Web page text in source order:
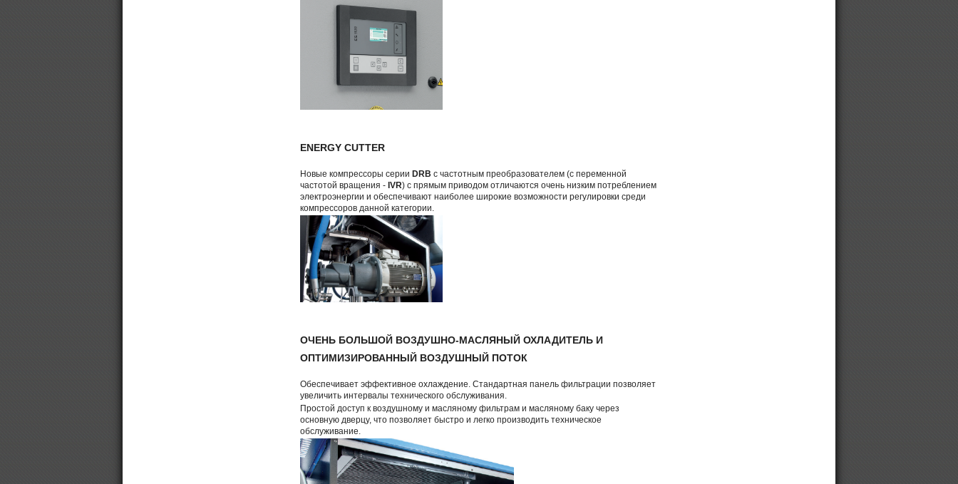
ENERGY CUTTER
Новые компрессоры серии DRB с частотным преобразователем (с переменной
частотой вращения - IVR) с прямым приводом отличаются очень низким потреблением
электроэнергии и обеспечивают наиболее широкие возможности регулировки среди
компрессоров данной категории.
ОЧЕНЬ БОЛЬШОЙ ВОЗДУШНО-МАСЛЯНЫЙ ОХЛАДИТЕЛЬ И
ОПТИМИЗИРОВАННЫЙ ВОЗДУШНЫЙ ПОТОК
Обеспечивает эффективное охлаждение. Стандартная панель фильтрации позволяет
увеличить интервалы технического обслуживания.
Простой доступ к воздушному и масляному фильтрам и масляному баку через
основную дверцу, что позволяет быстро и легко производить техническое
обслуживание.